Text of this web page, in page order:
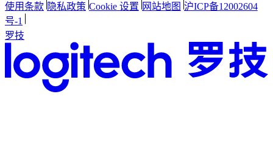
使用条款 隐私政策 Cookie 设置 网站地图 沪ICP备12002604
号-1
罗技